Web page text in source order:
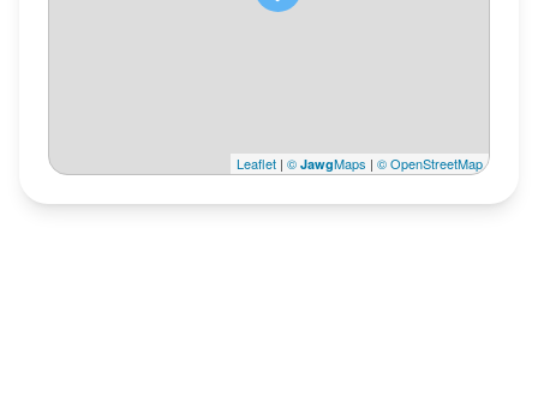
Leaflet | © JawgMaps | © OpenStreetMap